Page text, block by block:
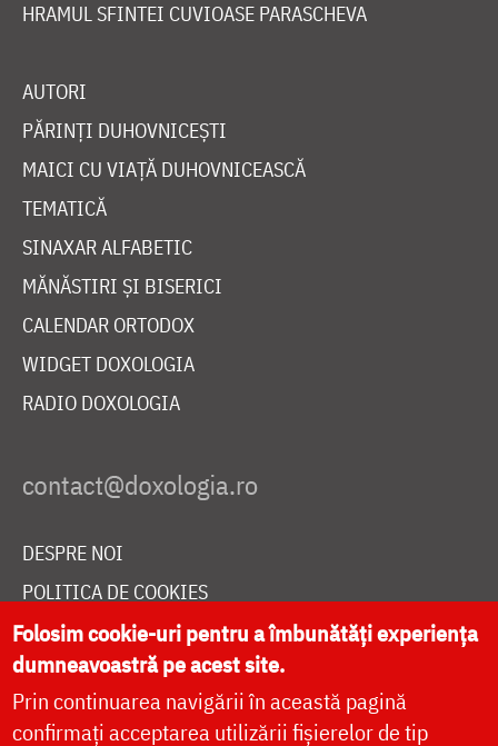
HRAMUL SFINTEI CUVIOASE PARASCHEVA
AUTORI
PĂRINȚI DUHOVNICEȘTI
MAICI CU VIAȚĂ DUHOVNICEASCĂ
TEMATICĂ
SINAXAR ALFABETIC
MĂNĂSTIRI ȘI BISERICI
CALENDAR ORTODOX
WIDGET DOXOLOGIA
RADIO DOXOLOGIA
DESPRE NOI
POLITICA DE COOKIES
DONEAZĂ ONLINE PENTRU CATEDRALA NAȚIONALĂ
LIVE
Folosim cookie-uri pentru a îmbunătăți experiența
dumneavoastră pe acest site.
Prin continuarea navigării în această pagină
confirmați acceptarea utilizării fișierelor de tip